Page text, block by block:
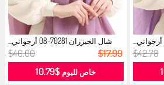
$42.78
شال الخيزران 70281-08 أرجواني...
$46.00 $17.99
خاص لليوم $10.79